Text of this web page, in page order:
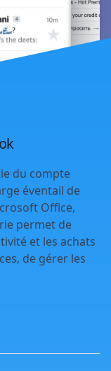
du compte
éventail de
Office,
permet de
et les achats
de gérer les